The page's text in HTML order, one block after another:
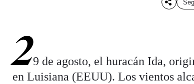
29 de agosto, el huracán Ida,
en Luisiana (EEUU). Los vientos